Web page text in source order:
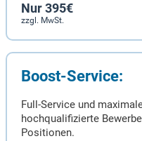
Nur 395€
zzgl. MwSt.
Boost-Service:
Full-Service und
hochqualifizierte
Positionen.